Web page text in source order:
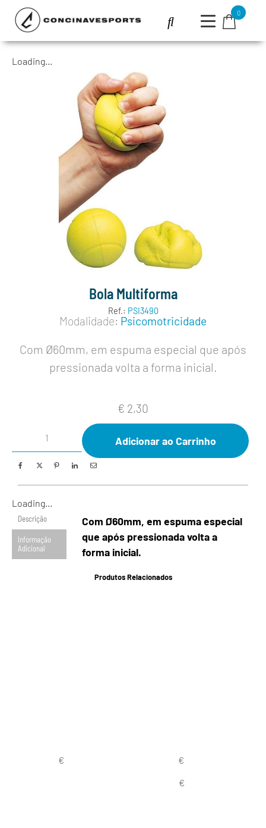
0
Loading...
Bola Multiforma
Ref.: PSI3490
Modalidade: Psicomotricidade
Com Ø60mm, em espuma especial que após
pressionada volta a forma inicial.
€ 2,30
Adicionar ao Carrinho
Loading...
Descrição
Informação
Adicional
Com Ø60mm, em espuma especial
que após pressionada volta a
forma inicial.
Produtos Relacionados